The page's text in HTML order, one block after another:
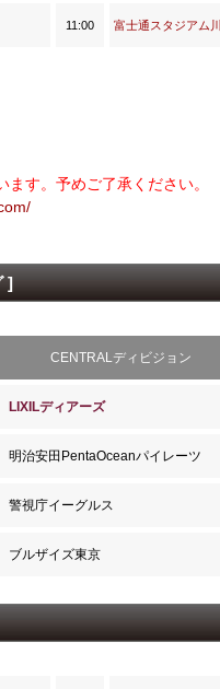
11:00 富士通スタジアム
す。予めご了承ください。
]
CENTRALディビジョン
LIXILディアーズ
明治安田PentaOceanパイレーツ
警視庁イーグルス
ブルザイズ東京